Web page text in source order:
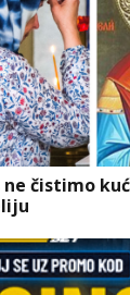
ne čistimo